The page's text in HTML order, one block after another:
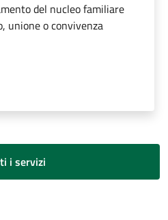
del nucleo familiare
unione o convivenza
i servizi